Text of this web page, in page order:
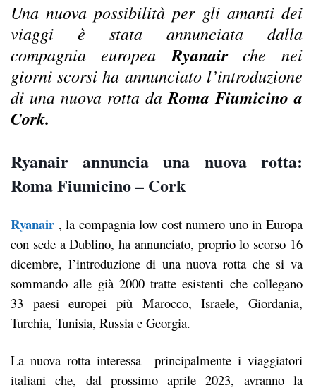
Una nuova possibilità per gli amanti dei
viaggi è stata annunciata dalla
compagnia europea Ryanairche nei
giorni scorsi ha annunciato l’introduzione
di una nuova rotta da Roma Fiumicino a
Cork.
Ryanair annuncia una nuova rotta:
Roma Fiumicino – Cork
Ryanair , la compagnia low cost numero uno in Europa
con sede a Dublino, ha annunciato, proprio lo scorso 16
dicembre, l’introduzione di una nuova rotta che si va
sommando alle già 2000 tratte esistenti che collegano
33 paesi europei più Marocco, Israele, Giordania,
Turchia, Tunisia, Russia e Georgia.
La nuova rotta interessa principalmente i viaggiatori
italiani che, dal prossimo aprile 2023, avranno la